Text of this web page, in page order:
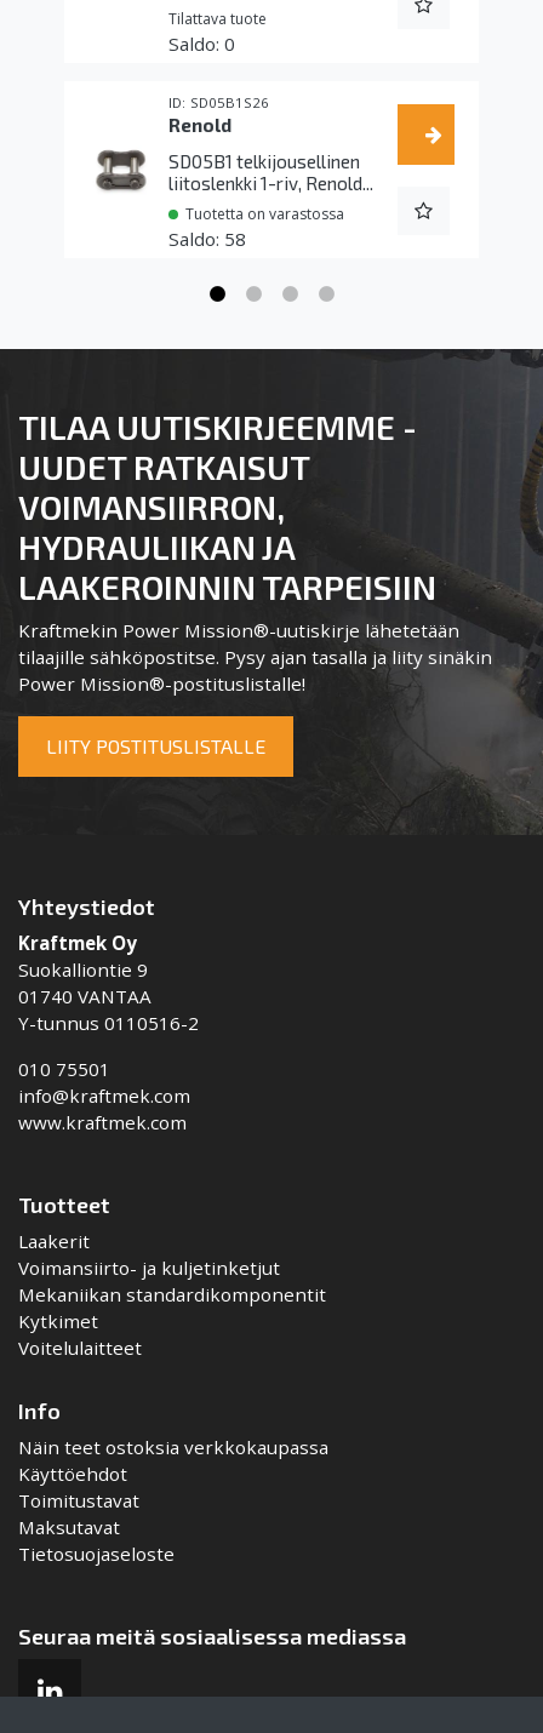
Tilattava tuote
0
SD05B1S26
Renold
SD05B1 telkijousellinen
liitoslenkki 1-riv, Renold...
Tuotetta on varastossa
58
TILAA UUTISKIRJEEMME -
UUDET RATKAISUT
VOIMANSIIRRON,
HYDRAULIIKAN JA
LAAKEROINNIN TARPEISIIN
Kraftmekin Power Mission®-uutiskirje lähetetään
tilaajille sähköpostitse. Pysy ajan tasalla ja liity sinäkin
Power Mission®-postituslistalle!
LIITY POSTITUSLISTALLE
Yhteystiedot
Kraftmek Oy
Suokalliontie 9
01740 VANTAA
Y-tunnus 0110516-2
010 75501
info@kraftmek.com
www.kraftmek.com
Tuotteet
Laakerit
Voimansiirto- ja kuljetinketjut
Mekaniikan standardikomponentit
Kytkimet
Voitelulaitteet
Info
Näin teet ostoksia verkkokaupassa
Käyttöehdot
Toimitustavat
Maksutavat
Tietosuojaseloste
Seuraa meitä sosiaalisessa mediassa